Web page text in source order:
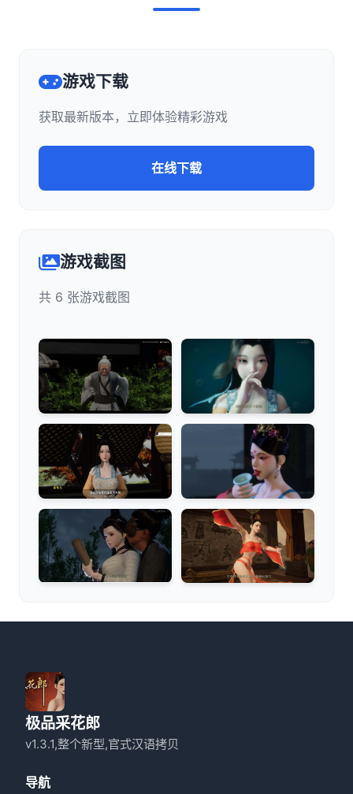
游戏下载
获取最新版本，立即体验精彩游戏
在线下载
游戏截图
共 6 张游戏截图
极品采花郎
v1.3.1,整个新型,官式汉语拷贝
导航